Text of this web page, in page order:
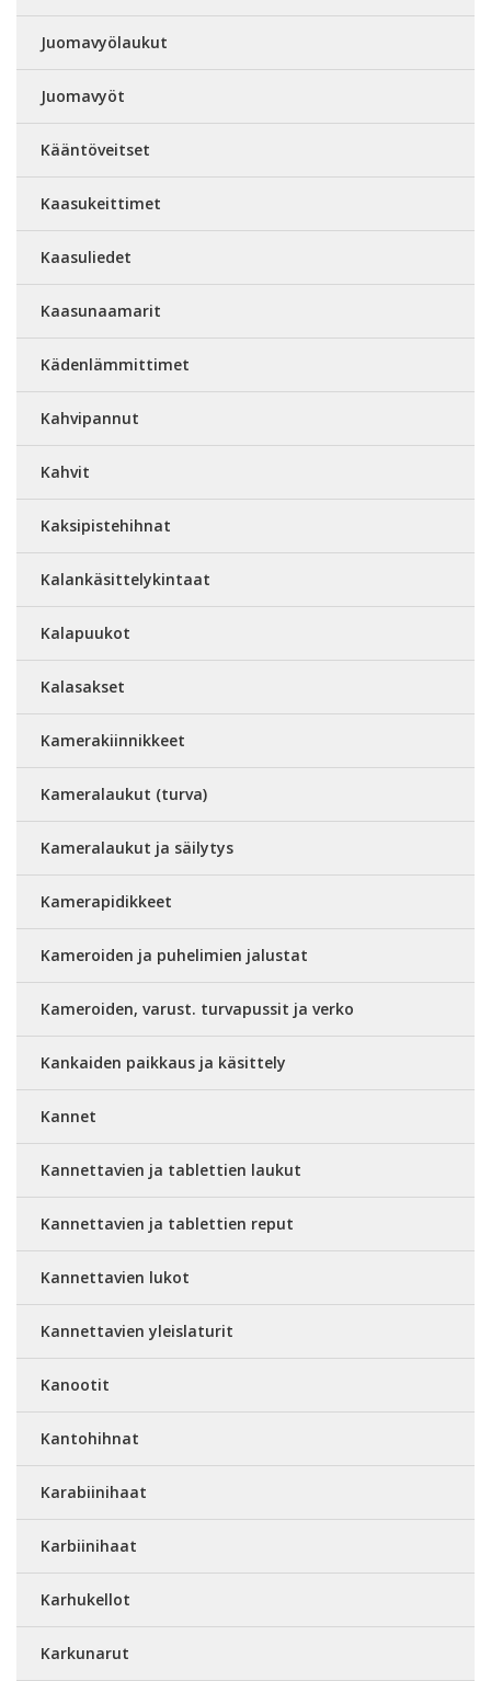
Juomavyölaukut
Juomavyöt
Kääntöveitset
Kaasukeittimet
Kaasuliedet
Kaasunaamarit
Kädenlämmittimet
Kahvipannut
Kahvit
Kaksipistehihnat
Kalankäsittelykintaat
Kalapuukot
Kalasakset
Kamerakiinnikkeet
Kameralaukut (turva)
Kameralaukut ja säilytys
Kamerapidikkeet
Kameroiden ja puhelimien jalustat
Kameroiden, varust. turvapussit ja verko
Kankaiden paikkaus ja käsittely
Kannet
Kannettavien ja tablettien laukut
Kannettavien ja tablettien reput
Kannettavien lukot
Kannettavien yleislaturit
Kanootit
Kantohihnat
Karabiinihaat
Karbiinihaat
Karhukellot
Karkunarut